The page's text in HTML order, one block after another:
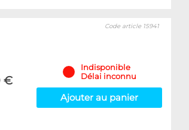
€
Code article 15941
Indisponible
Délai inconnu
Ajouter au panier